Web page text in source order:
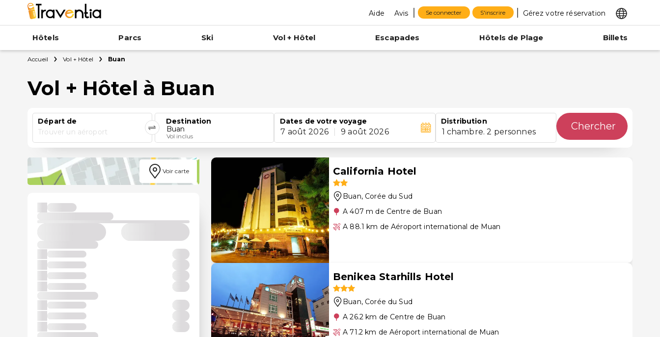
Aide Avis Se connecter S'inscrire Gérez votre réservation
Hôtels Parcs Ski Vol + Hôtel Escapades Hôtels de Plage Billets
Accueil Vol + Hôtel Buan
Vol + Hôtel à Buan
Départ de
Trouver un aéroport
Destination
Buan
Vol inclus
Dates de votre voyage
7 août 2026 9 août 2026
Distribution
1 chambre. 2 personnes Chercher
Voir carte California Hotel
Buan, Corée du Sud
A 407 m de Centre de Buan
A 88.1 km de Aéroport international de Muan
Benikea Starhills Hotel
Buan, Corée du Sud
A 26.2 km de Centre de Buan
A 71.2 km de Aéroport international de Muan